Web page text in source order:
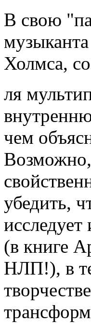
В свою
Холмса,
ля
чем
Возможно,
убедить,
исследует
(в книге
НЛП!), в